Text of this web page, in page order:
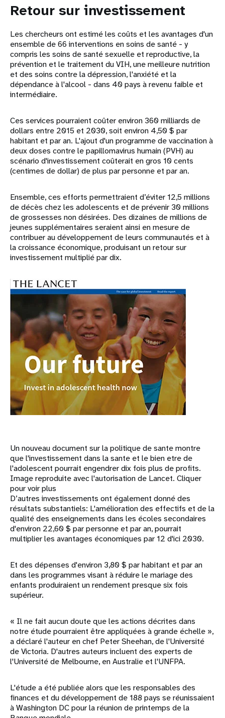
Retour sur investissement
Les chercheurs ont estimé les coûts et les avantages d'un
ensemble de 66 interventions en soins de santé - y
compris les soins de santé sexuelle et reproductive, la
prévention et le traitement du VIH, une meilleure nutrition
et des soins contre la dépression, l'anxiété et la
dépendance à l'alcool - dans 40 pays à revenu faible et
intermédiaire.
Ces services pourraient coûter environ 360 milliards de
dollars entre 2015 et 2030, soit environ 4,50 $ par
habitant et par an. L'ajout d'un programme de vaccination à
deux doses contre le papillomavirus humain (PVH) au
scénario d'investissement coûterait en gros 10 cents
(centimes de dollar) de plus par personne et par an.
Ensemble, ces efforts permettraient d’éviter 12,5 millions
de décès chez les adolescents et de prévenir 30 millions
de grossesses non désirées. Des dizaines de millions de
jeunes supplémentaires seraient ainsi en mesure de
contribuer au développement de leurs communautés et à
la croissance économique, produisant un retour sur
investissement multiplié par dix.
Un nouveau document sur la politique de sante montre
que l'investissement dans la sante et le bien etre de
l'adolescent pourrait engendrer dix fois plus de profits.
Image reproduite avec l'autorisation de Lancet. Cliquer
pour voir plus
D’autres investissements ont également donné des
résultats substantiels: L'amélioration des effectifs et de la
qualité des enseignements dans les écoles secondaires
d'environ 22,60 $ par personne et par an, pourrait
multiplier les avantages économiques par 12 d'ici 2030.
Et des dépenses d'environ 3,80 $ par habitant et par an
dans les programmes visant à réduire le mariage des
enfants produiraient un rendement presque six fois
supérieur.
« Il ne fait aucun doute que les actions décrites dans
notre étude pourraient être appliquées à grande échelle »,
a déclaré l'auteur en chef Peter Sheehan, de l'Université
de Victoria. D'autres auteurs incluent des experts de
l'Université de Melbourne, en Australie et l'UNFPA.
L'étude a été publiée alors que les responsables des
finances et du développement de 188 pays se réunissaient
à Washington DC pour la réunion de printemps de la